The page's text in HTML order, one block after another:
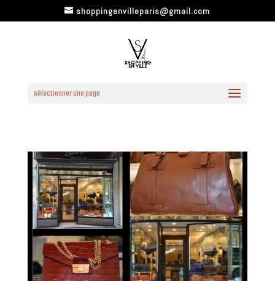
shoppingenvilleparis@gmail.com
Sélectionner une page